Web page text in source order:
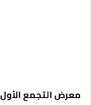
معرض التجمع الأول